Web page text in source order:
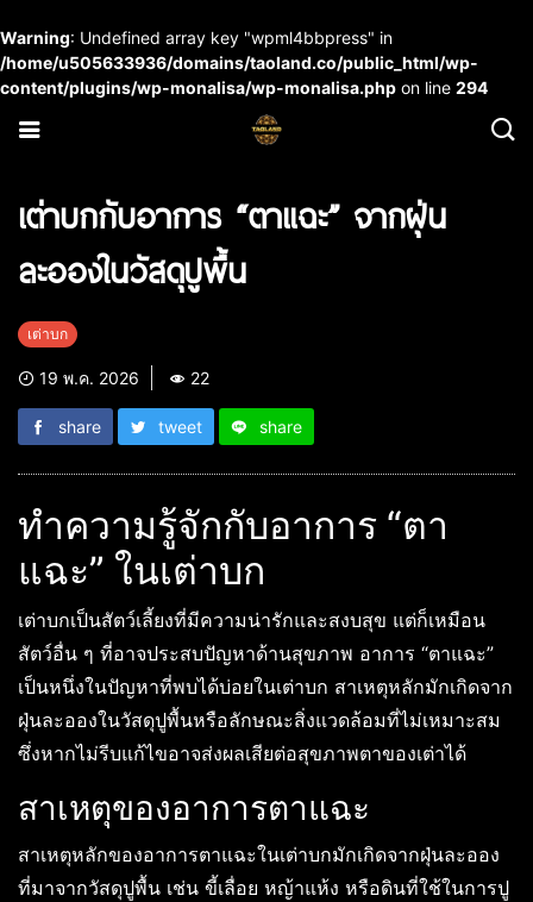
Warning: Undefined array key "wpml4bbpress" in
/home/u505633936/domains/taoland.co/public_html/wp-
content/plugins/wp-monalisa/wp-monalisa.php on line 294
เต่าบกกับอาการ “ตาแฉะ” จากฝุ่น
ละอองในวัสดุปูพื้น
เต่าบก
19 พ.ค. 2026 22
share tweet share
ทำความรู้จักกับอาการ “ตา
แฉะ” ในเต่าบก
เต่าบกเป็นสัตว์เลี้ยงที่มีความน่ารักและสงบสุข แต่ก็เหมือน
สัตว์อื่น ๆ ที่อาจประสบปัญหาด้านสุขภาพ อาการ “ตาแฉะ”
เป็นหนึ่งในปัญหาที่พบได้บ่อยในเต่าบก สาเหตุหลักมักเกิดจาก
ฝุ่นละอองในวัสดุปูพื้นหรือลักษณะสิ่งแวดล้อมที่ไม่เหมาะสม
ซึ่งหากไม่รีบแก้ไขอาจส่งผลเสียต่อสุขภาพตาของเต่าได้
สาเหตุของอาการตาแฉะ
สาเหตุหลักของอาการตาแฉะในเต่าบกมักเกิดจากฝุ่นละออง
ที่มาจากวัสดุปูพื้น เช่น ขี้เลื่อย หญ้าแห้ง หรือดินที่ใช้ในการปู